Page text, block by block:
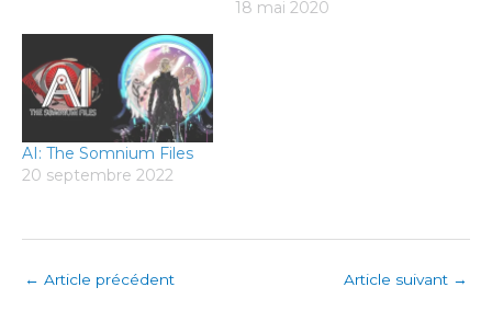
18 mai 2020
AI: The Somnium Files
20 septembre 2022
← Article précédent Article suivant →